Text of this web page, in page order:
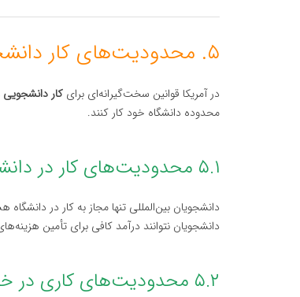
۵. محدودیت‌های کار دانشجویی و قوانین کاری سخت‌گیرانه
در آمریکا قوانین سخت‌گیرانه‌ای برای کار دانشجویی
محدوده دانشگاه خود کار کنند.
۵.۱ محدودیت‌های کار در دانشگاه
دانشجویان بین‌المللی تنها مجاز به کار در
دانشجویان نتوانند درآمد کافی برای تأمین
۵.۲ محدودیت‌های کاری در خارج از دانشگاه